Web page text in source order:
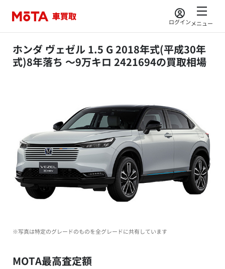
ログインメニュー
ホンダ ヴェゼル 1.5 G 2018年式(平成30年
式)8年落ち ～9万キロ 2421694の買取相場
※写真は特定のグレードのものを全グレードに共有しています
MOTA最高査定額